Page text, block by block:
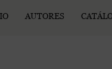
AUTORES